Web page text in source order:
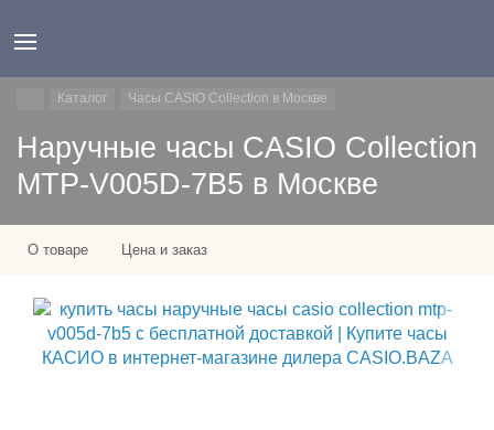
Каталог Часы CASIO Collection в Москве
Наручные часы CASIO Collection
MTP-V005D-7B5 в Москве
О товаре Цена и заказ